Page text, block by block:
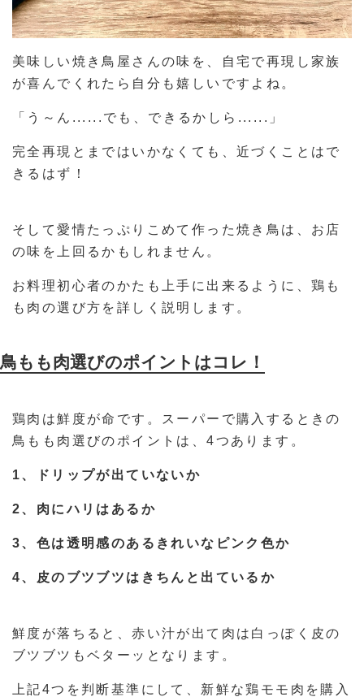
美味しい焼き鳥屋さんの味を、自宅で再現し家族
が喜んでくれたら自分も嬉しいですよね。
「う～ん......でも、できるかしら......」
完全再現とまではいかなくても、近づくことはで
きるはず！
そして愛情たっぷりこめて作った焼き鳥は、お店
の味を上回るかもしれません。
お料理初心者のかたも上手に出来るように、鶏も
も肉の選び方を詳しく説明します。
鳥もも肉選びのポイントはコレ！
鶏肉は鮮度が命です。スーパーで購入するときの
鳥もも肉選びのポイントは、4つあります。
1、ドリップが出ていないか
2、肉にハリはあるか
3、色は透明感のあるきれいなピンク色か
4、皮のブツブツはきちんと出ているか
鮮度が落ちると、赤い汁が出て肉は白っぽく皮の
ブツブツもベターッとなります。
上記4つを判断基準にして、新鮮な鶏モモ肉を購入